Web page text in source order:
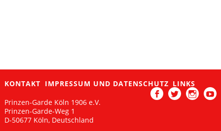
KONTAKT IMPRESSUM UND DATENSCHUTZ LINKS
Prinzen-Garde Köln 1906 e.V.
Prinzen-Garde-Weg 1
D-50677 Köln, Deutschland